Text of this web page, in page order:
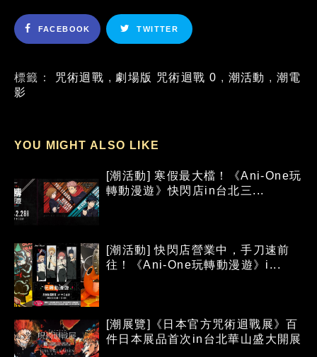
FACEBOOK TWITTER
標籤： 咒術迴戰 , 劇場版 咒術迴戰 0 , 潮活動 ,潮電
影
YOU MIGHT ALSO LIKE
[潮活動] 寒假最大檔！《Ani-One玩
轉動漫遊》快閃店in台北三...
[潮活動] 快閃店營業中，手刀速前
往！《Ani-One玩轉動漫遊》i...
[潮展覽]《日本官方咒術迴戰展》百
件日本展品首次in台北華山盛大開展